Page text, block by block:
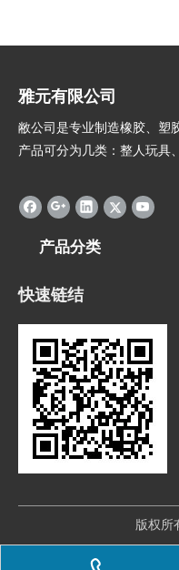
雅元有限公司
敝公司是专业制造橡胶、塑
产品可分为几类：整人玩具
产品分类
快速链结
版权所